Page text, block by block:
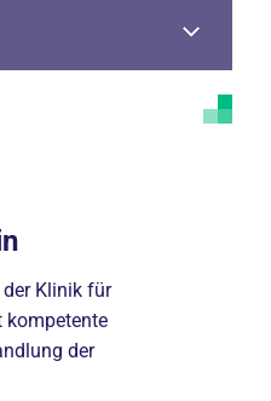
Klinik für
kompetente
der